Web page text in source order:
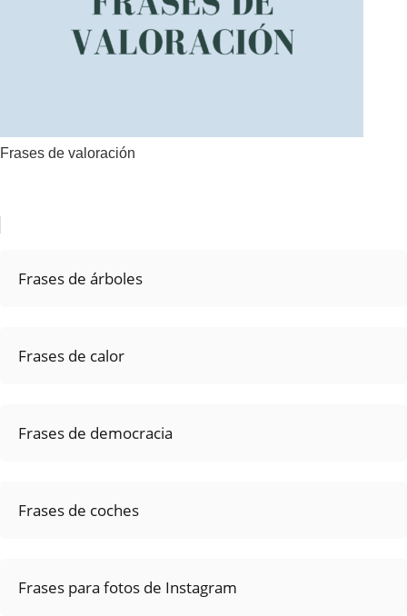
Frases de valoración
Frases de árboles
Frases de calor
Frases de democracia
Frases de coches
Frases para fotos de Instagram